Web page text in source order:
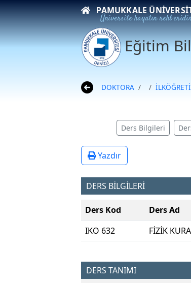
PAMUKKALE
Üniversite hayatın
Eğitim
DOKTORA
Ders Bilgileri
Yazdır
DERS BİLGİLERİ
Ders Kod Ders Ad
IKO 632
FİZİK
DERS TANIMI